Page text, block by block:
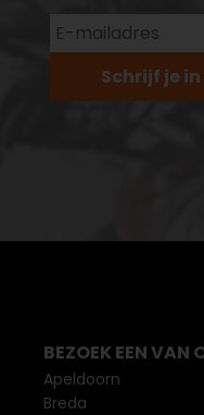
Schrijf je
BEZOEK EEN VAN
Apeldoorn
Breda